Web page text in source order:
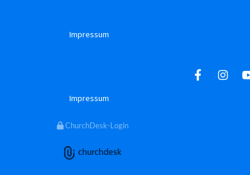
Impressum
Impressum
ChurchDesk-Login